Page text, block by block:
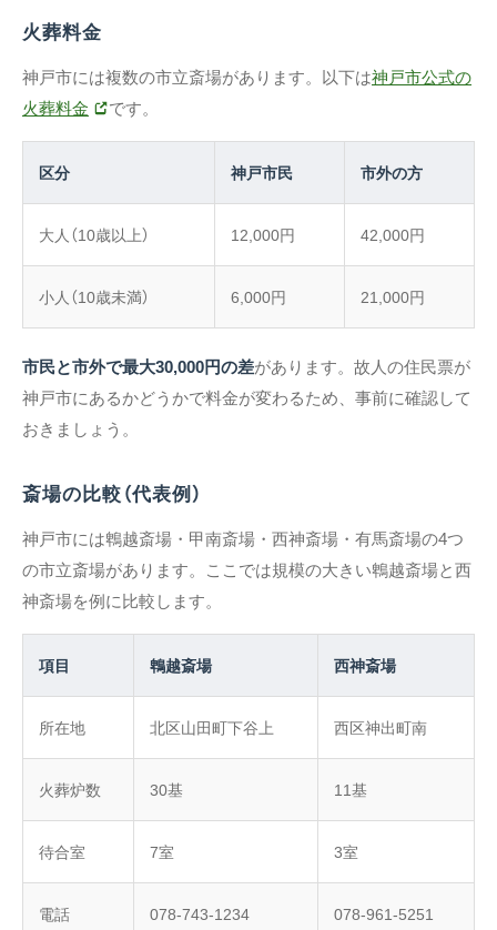
火葬料金
神戸市には複数の市立斎場があります。以下は神戸市公式の
火葬料金
です。
区分 神戸市民 市外の方
大人（10歳以上） 12,000円 42,000円
小人（10歳未満） 6,000円 21,000円
市民と市外で最大30,000円の差があります。故人の住民票が
神戸市にあるかどうかで料金が変わるため、事前に確認して
おきましょう。
斎場の比較（代表例）
神戸市には鵯越斎場・甲南斎場・西神斎場・有馬斎場の4つ
の市立斎場があります。ここでは規模の大きい鵯越斎場と西
神斎場を例に比較します。
項目 鵯越斎場 西神斎場
所在地 北区山田町下谷上 西区神出町南
火葬炉数 30基 11基
待合室 7室 3室
電話 078-743-1234 078-961-5251